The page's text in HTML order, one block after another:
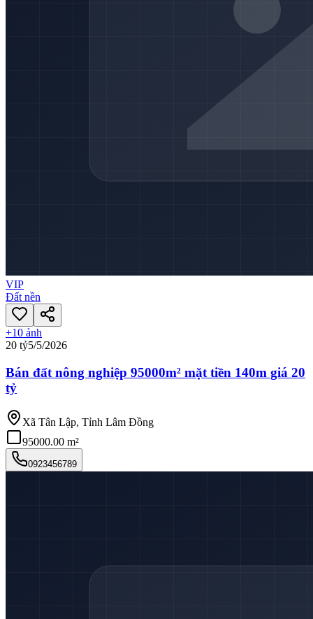
VIP
Đất nền
+10 ảnh
20 tỷ5/5/2026
Bán đất nông nghiệp 95000m² mặt tiền 140m giá 20
tỷ
Xã Tân Lập, Tỉnh Lâm Đồng
95000.00 m²
0923456789